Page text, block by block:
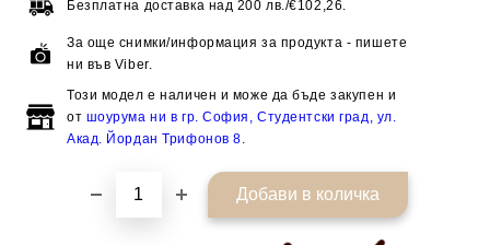
Безплатна доставка над 200 лв./€102,26.
За още снимки/информация за продукта - пишете
ни във Viber.
Този модел е наличен и може да бъде закупен и
от шоурума ни в гр. София, Студентски град, ул.
Акад. Йордан Трифонов 8